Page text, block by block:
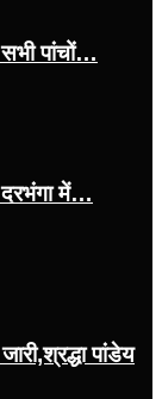
पांचों…
में…
पांडेय